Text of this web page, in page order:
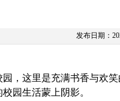
发布日期：
园，这里是充满书香与欢
园生活蒙上阴影。